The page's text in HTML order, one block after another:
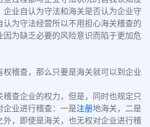
企业自认为守法和海关是否认为企业守
认为守法经营所以不用担心海关稽查的
因为缺乏必要的风险意识而陷于更加危
权稽查，那么只要是海关就可以到企业
稽查企业的权力，但是，同时也规定只
企业进行稽查：一是注册地海关，二是
外，即使是海关，也无权对企业进行稽